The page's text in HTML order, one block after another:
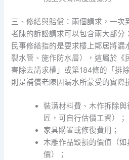
三、修繕與賠償：兩個請求，一次
老陳的訴訟請求可以包含兩大部分：
民事修繕指的是要求樓上鄰居將漏
裂水管、施作防水層），這屬於《
害除去請求權」或第184條的「排
則是補償老陳因漏水所蒙受的實際
裝潢材料費、木作拆除
匠，可自行估價工資）；
家具購置或修復費用；
木雕作品毀損的價值（
價）；